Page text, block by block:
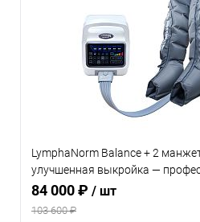
LymphaNorm Balance + 2
улучшенная выкройка —
аппарат для прессотерапии и
лимфодренажа для салона
84 000 ₽ / шт
103 600 ₽